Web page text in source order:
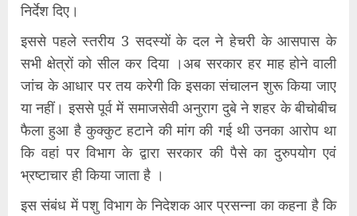
निर्देश दिए।
इससे पहले स्तरीय 3 सदस्यों के दल ने हेचरी के आसपास के
सभी क्षेत्रों को सील कर दिया ।अब सरकार हर माह होने वाली
जांच के आधार पर तय करेगी कि इसका संचालन शुरू किया जाए
या नहीं। इससे पूर्व में समाजसेवी अनुराग दुबे ने शहर के बीचोबीच
फैला हुआ है कुक्कुट हटाने की मांग की गई थी उनका आरोप था
कि वहां पर विभाग के द्वारा सरकार की पैसे का दुरुपयोग एवं
भ्रष्टाचार ही किया जाता है ।
इस संबंध में पशु विभाग के निदेशक आर प्रसन्ना का कहना है कि